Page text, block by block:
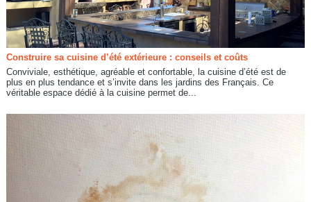
Construire sa cuisine d’été extérieure : conseils et coûts
Conviviale, esthétique, agréable et confortable, la cuisine d’été est de
plus en plus tendance et s’invite dans les jardins des Français. Ce
véritable espace dédié à la cuisine permet de...